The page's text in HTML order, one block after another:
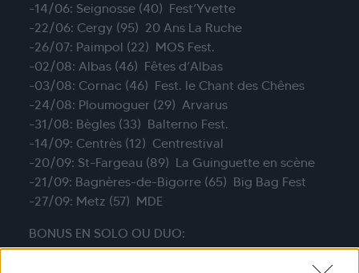
-14/06: Seignosse (40) Fest’Yvette
-22/06: Cergy (95) 20 Ans La Ruche
-26/07: Paimpol (22) MOS Fest.
-02/08: Albas (46) Fêtes d’Albas
-03/08: Cornac (46) Fest. le Chant des Chênes
-24/08: Ploumoguer (29) Arvarus
-31/08: Bègles (33) Balterno Fest.
-14/09: Centrès (12) Centrestival
-20/09: St-Fargeau (89) La Guinguette en scène
-21/09: Bagnères-de-Bigorre (65) Big Bag Fest
-27/09: Metz (57) MDE
BONUS EN SOLO OU DUO: